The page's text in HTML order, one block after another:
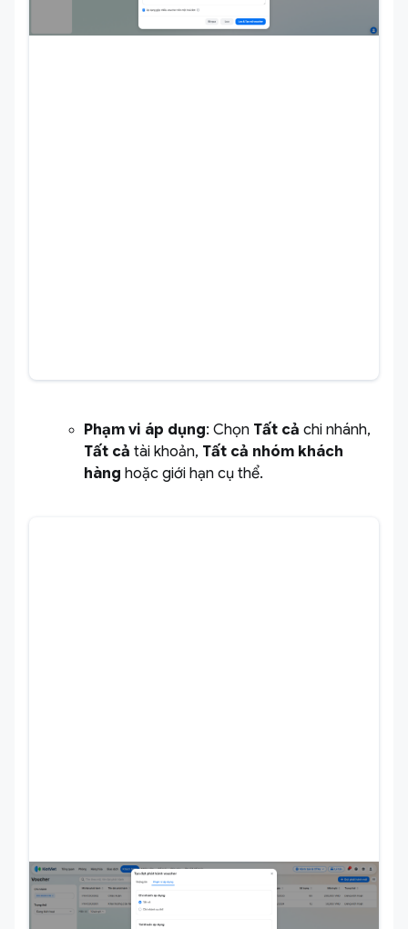
Phạm vi áp dụng: Chọn Tất cả chi nhánh,
Tất cả tài khoản, Tất cả nhóm khách
hàng hoặc giới hạn cụ thể.